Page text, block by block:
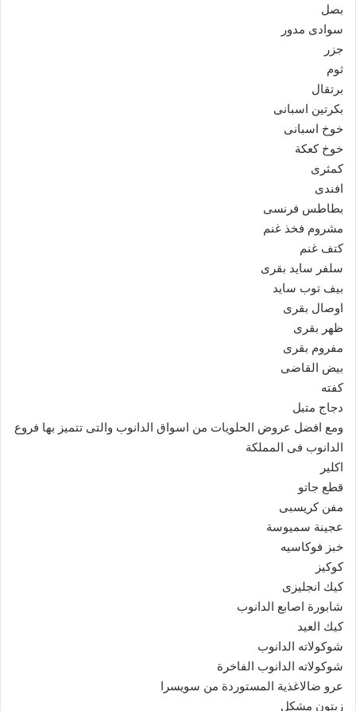
بصل
سوادى مدور
جزر
ثوم
برتقال
بكرتين اسبانى
خوخ اسبانى
خوخ كعكة
كمثرى
افندى
بطاطس فرنسى
مشروم فخذ غنم
كتف غنم
سلفر سايد بقرى
بيف توب سايد
اوصال بقرى
ظهر بقرى
مفروم بقرى
بيض القاضى
كفته
دجاج متبل
ومع افضل عروض الحلويات من اسواق الدانوب والتى تتميز بها فروع
الدانوب فى المملكة
اكلير
قطع جاتو
مفن كريسبى
عجينة سميوسة
خبز فوكاسيه
كوكيز
كيك انجليزى
شابورة اصابع الدانوب
كيك العيد
شوكولاته الدانوب
شوكولاته الدانوب الفاخرة
عرو ضالاغذية المستوردة من سويسرا
زيتون مشكل